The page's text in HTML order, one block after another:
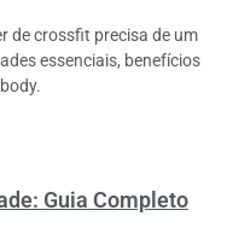
de crossfit precisa de um
essenciais, benefícios
Guia Completo